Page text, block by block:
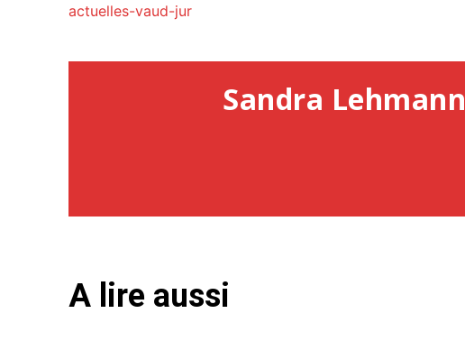
actuelles-vaud-jur
Sandra Lehmann
A lire aussi